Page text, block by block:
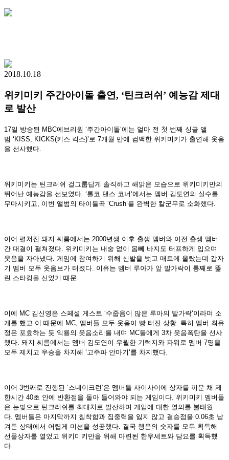
2018.10.18
위키미키 주간아이돌 출연, ‘틴크러쉬’ 예능감 제대
로 발산
17일 방송된 MBC에브리원 ‘주간아이돌‘에는 얼마 전 첫 번째 싱글 앨
범 ‘KISS, KICKS(키스 킥스)’로 7개월 만에 컴백한 위키미키가 출연해 웃음
을 선사했다.
위키미키는 틴크러쉬 걸그룹답게 솔직하고 해맑은 모습으로 위키미키만의
뛰어난 예능감을 선보였다. ‘롤코 댄스 코너‘에서는 멤버 김도연의 실수를
무마시키고, 이번 앨범의 타이틀곡 ‘Crush’를 완벽한 칼군무로 소화했다.
이어 펼쳐진 돼지 씨름에서는 2000년생 이후 출생 멤버와 이전 출생 멤버
간 대결이 펼쳐졌다. 위키미키는 내숭 없이 몸뻬 바지도 터프하게 입으며
웃음을 자아냈다. 게임에 참여하기 위해 신발을 벗고 매트에 올랐는데 갑자
기 멤버 모두 웃음보가 터졌다. 이유는 멤버 루아가 앞 발가락이 통째로 뚫
린 스타킹을 신었기 때문.
이에 MC 김신영은 스페셜 게스트 ‘수줍음이 많은 루아의 발가락‘이라며 소
개를 했고 이 때문에 MC, 멤버들 모두 웃음이 빵 터진 상황. 특히 멤버 최유
정은 포효하는 듯 익룡의 웃음소리를 내며 MC들에게 3차 웃음폭탄을 선사
했다. 돼지 씨름에서는 멤버 김도연이 우월한 기럭지와 파워로 멤버 7명을
모두 제치고 우승을 차지해 ‘고주파 안마기‘를 차지했다.
이어 3번째로 진행된 ‘스네이크런‘은 멤버들 사이사이에 상자를 끼운 채 제
한시간 40초 안에 반환점을 돌아 들어와야 되는 게임이다. 위키미키 멤버들
은 눈빛으로 틴크러쉬를 최대치로 발산하며 게임에 대한 열의를 불태웠
다. 멤버들은 마지막까지 침착함과 집중력을 잃지 않고 결승점을 0.06초 남
겨둔 상태에서 어렵게 미션을 성공했다. 결국 행운의 숫자를 모두 획득해
선물상자를 열었고 위키미키만을 위해 마련된 한우세트와 담요를 획득했
다.